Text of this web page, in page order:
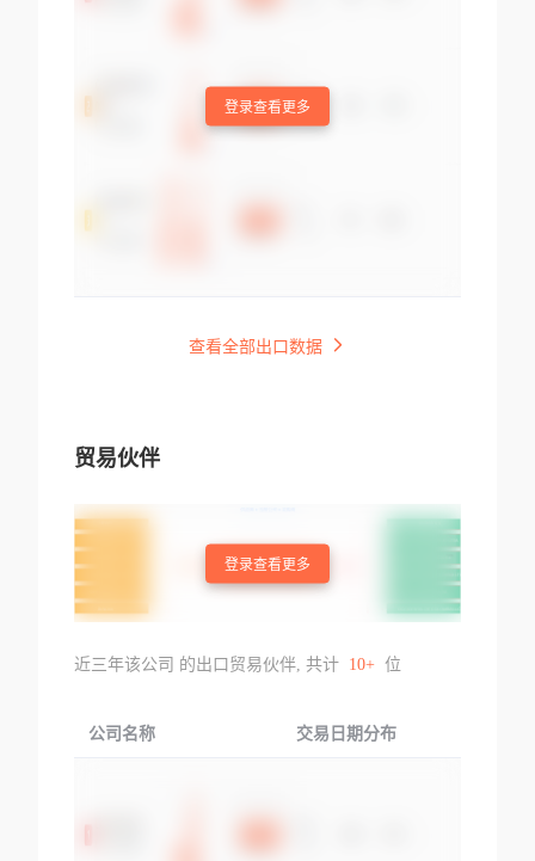
登录查看更多
查看全部出口数据
贸易伙伴
登录查看更多
近三年该公司 的出口贸易伙伴, 共计 10+ 位
公司名称 交易日期分布